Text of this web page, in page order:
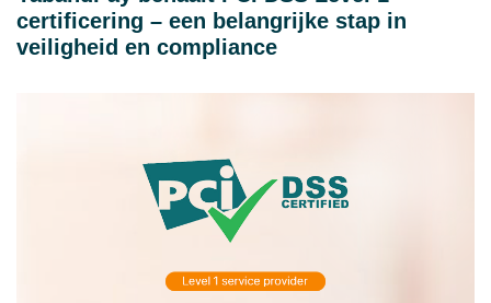
certificering – een belangrijke stap in
veiligheid en compliance